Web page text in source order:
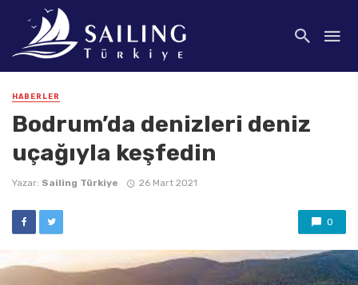
HABERLER
Bodrum’da denizleri deniz
uçağıyla keşfedin
Yazar: Sailing Türkiye 26 Mart 2021
0